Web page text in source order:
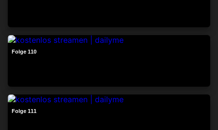
Folge 110
Folge 111